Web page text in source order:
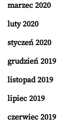
marzec 2020
luty 2020
styczeń 2020
grudzień 2019
listopad 2019
lipiec 2019
czerwiec 2019